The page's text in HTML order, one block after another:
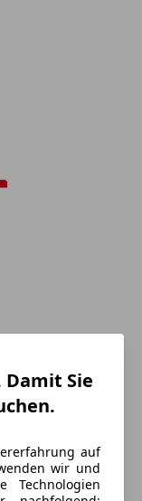
Damit Sie
auf
wir und
Technologien